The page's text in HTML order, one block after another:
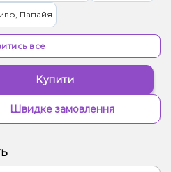
Папайя
Ківі Виноград, Цукерки
Крем
все
Купити
Швидке замовлення